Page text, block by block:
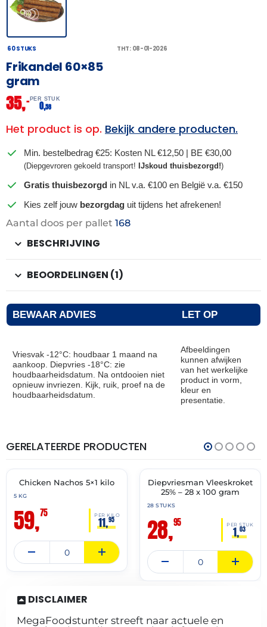
60 STUKS THT: 08-01-2026
Frikandel 60×85
gram
35,– PER STUK
0,58
Het product is op. Bekijk andere producten.
Min. bestelbedrag €25: Kosten NL €12,50 | BE €30,00
(Diepgevroren gekoeld transport! IJskoud thuisbezorgd!)
Gratis thuisbezorgd in NL v.a. €100 en België v.a. €150
Kies zelf jouw bezorgdag uit tijdens het afrekenen!
Aantal doos per pallet 168
BESCHRIJVING
BEOORDELINGEN (1)
BEWAAR ADVIES LET OP
Vriesvak -12°C: houdbaar 1 maand na
aankoop. Diepvries -18°C: zie
houdbaarheidsdatum. Na ontdooien niet
opnieuw invriezen. Kijk, ruik, proef na de
houdbaarheidsdatum.
Afbeeldingen
kunnen afwijken
van het werkelijke
product in vorm,
kleur en
presentatie.
GERELATEERDE PRODUCTEN
✓ VAST ASSORTIMENT
THT:
21-
Chicken Nachos 5×1 kilo
5 KG
59,75 PER KILO
11,95
✓ VAST ASSORTIMENT
Diepvriesman Vleeskroket
25% – 28 x 100 gram
28 STUKS
28,95 PER STUK
1,03
DISCLAIMER
MegaFoodstunter streeft naar actuele en